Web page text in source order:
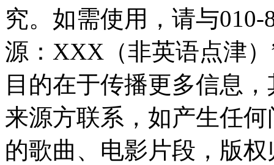
究。如需使用，请与010-
源：XXX（非英语点津
目的在于传播更多信息
来源方联系，如产生任
的歌曲、电影片段，版